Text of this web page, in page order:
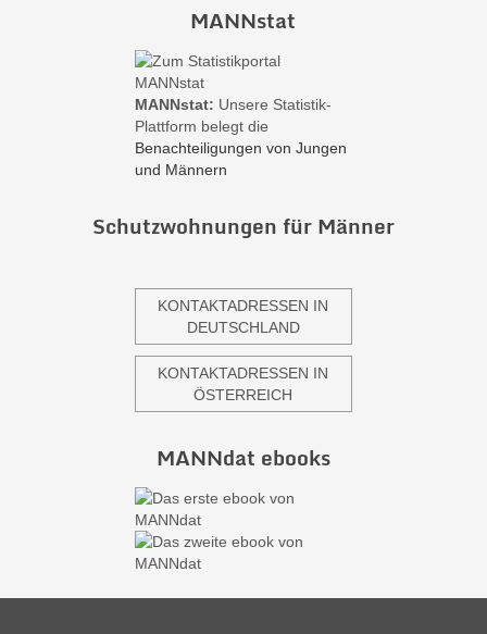
MANNstat
MANNstat: Unsere Statistik-
Plattform belegt die
Benachteiligungen von Jungen
und Männern
Schutzwohnungen für Männer
KONTAKTADRESSEN IN
DEUTSCHLAND
KONTAKTADRESSEN IN
ÖSTERREICH
MANNdat ebooks